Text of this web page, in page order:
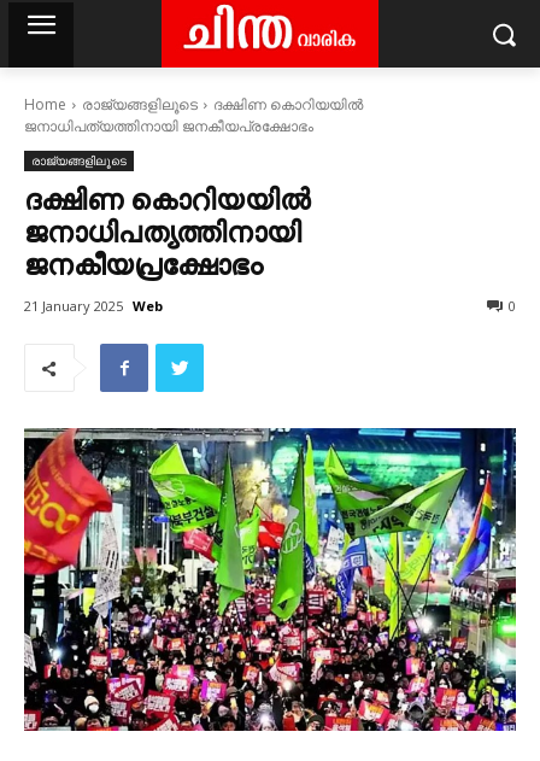
Home രാജ്യങ്ങളിലൂടെ
ദക്ഷിണ കൊറിയയിൽ
ജനാധിപത്യത്തിനായി ജനകീയപ്രക്ഷോഭം
രാജ്യങ്ങളിലൂടെ
ദക്ഷിണ കൊറിയയിൽ
ജനാധിപത്യത്തിനായി
ജനകീയപ്രക്ഷോഭം
21 January 2025 Web 0